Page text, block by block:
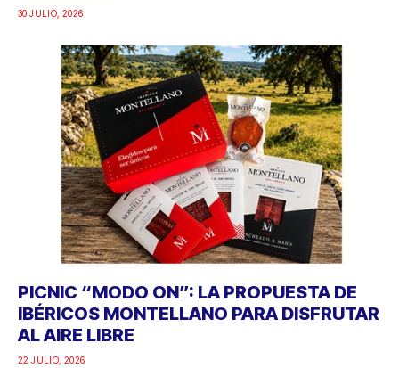
30 JULIO, 2026
PICNIC “MODO ON”: LA PROPUESTA DE
IBÉRICOS MONTELLANO PARA DISFRUTAR
AL AIRE LIBRE
22 JULIO, 2026